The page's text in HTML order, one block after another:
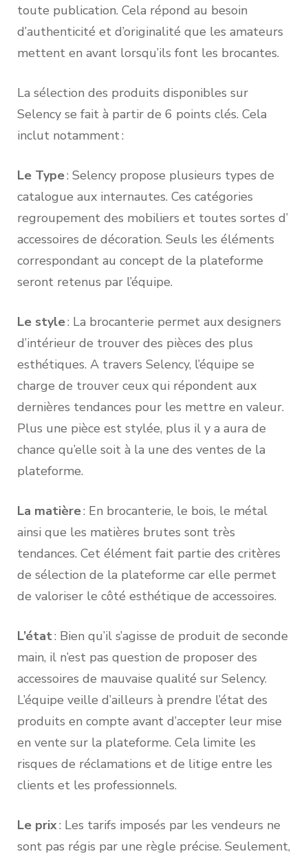
toute publication. Cela répond au besoin
d’authenticité et d’originalité que les amateurs
mettent en avant lorsqu’ils font les brocantes.
La sélection des produits disponibles sur
Selency se fait à partir de 6 points clés. Cela
inclut notamment :
Le Type: Selency propose plusieurs types de
catalogue aux internautes. Ces catégories
regroupement des mobiliers et toutes sortes d’
accessoires de décoration. Seuls les éléments
correspondant au concept de la plateforme
seront retenus par l’équipe.
Le style: La brocanterie permet aux designers
d’intérieur de trouver des pièces des plus
esthétiques. A travers Selency, l’équipe se
charge de trouver ceux qui répondent aux
dernières tendances pour les mettre en valeur.
Plus une pièce est stylée, plus il y a aura de
chance qu’elle soit à la une des ventes de la
plateforme.
La matière: En brocanterie, le bois, le métal
ainsi que les matières brutes sont très
tendances. Cet élément fait partie des critères
de sélection de la plateforme car elle permet
de valoriser le côté esthétique de accessoires.
L’état: Bien qu’il s’agisse de produit de seconde
main, il n’est pas question de proposer des
accessoires de mauvaise qualité sur Selency.
L’équipe veille d’ailleurs à prendre l’état des
produits en compte avant d’accepter leur mise
en vente sur la plateforme. Cela limite les
risques de réclamations et de litige entre les
clients et les professionnels.
Le prix: Les tarifs imposés par les vendeurs ne
sont pas régis par une règle précise. Seulement,